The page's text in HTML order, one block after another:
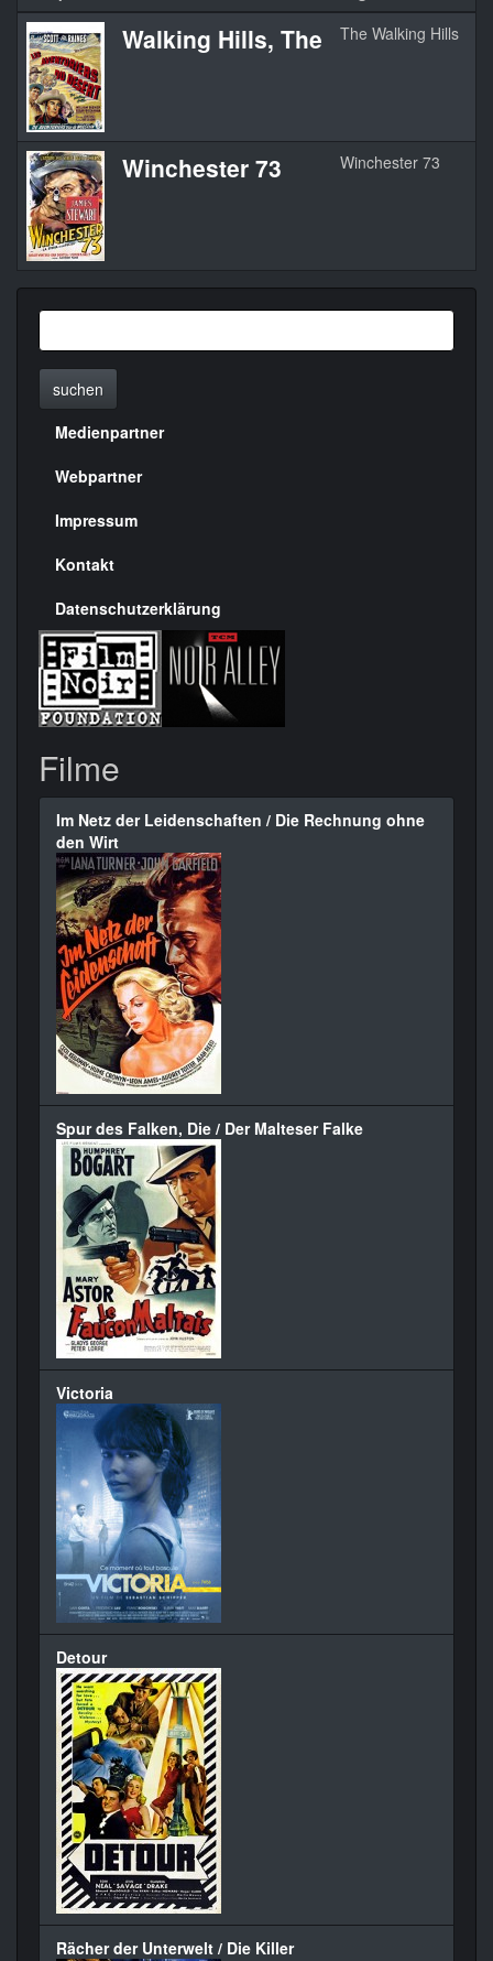
Walking Hills, The The Walking Hills
Winchester 73 Winchester 73
suchen
Menülinks
rechte
Seite
Medienpartner
Webpartner
Impressum
Kontakt
Datenschutzerklärung
Filme
Im Netz der Leidenschaften / Die Rechnung ohne
den Wirt
Spur des Falken, Die / Der Malteser Falke
Victoria
Detour
Rächer der Unterwelt / Die Killer